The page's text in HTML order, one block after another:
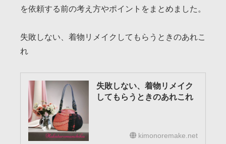
を依頼する前の考え方やポイントをまとめました。
失敗しない、着物リメイクしてもらうときのあれこ
れ
失敗しない、着物リメイク
してもらうときのあれこれ
kimonoremake.net